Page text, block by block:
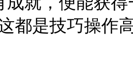
都是技巧操作